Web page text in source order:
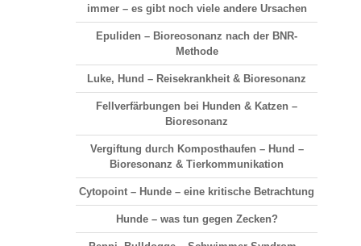
immer – es gibt noch viele andere Ursachen
Epuliden – Bioreosonanz nach der BNR-
Methode
Luke, Hund – Reisekrankheit & Bioresonanz
Fellverfärbungen bei Hunden & Katzen –
Bioresonanz
Vergiftung durch Komposthaufen – Hund –
Bioresonanz & Tierkommunikation
Cytopoint – Hunde – eine kritische Betrachtung
Hunde – was tun gegen Zecken?